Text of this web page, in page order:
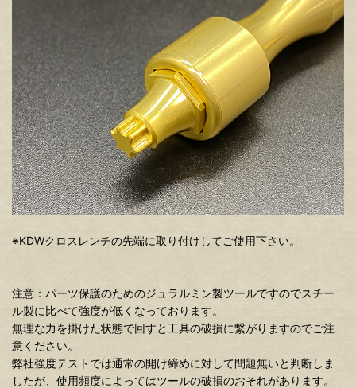
※KDWクロスレンチの先端に取り付けしてご使用下さい。
注意：パーツ保護のためのジュラルミン製ツールですのでスチー
ル製に比べて強度が低くなっております。
無理な力を掛けた状態で回すと工具の破損に繋がりますのでご注
意ください。
弊社強度テストでは通常の開け締めに対して問題無いと判断しま
したが、使用頻度によってはツールの破損のおそれがあります。